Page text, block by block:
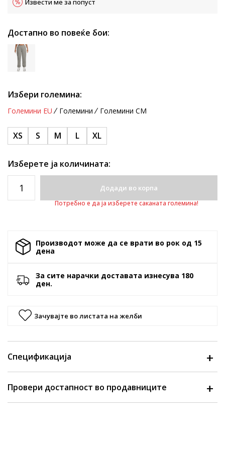
Извести ме за попуст
Достапно во повеќе бои:
Избери големина:
Големини EU Големини Големини CM
XS S M L XL
Изберете ја количината:
Додади во корпа
Потребно е да ја изберете саканата големина!
Производот може да се врати во рок од 15
денa
За сите нарачки доставата изнесува 180
ден.
Зачувајте во листата на желби
Спецификација
Провери достапност во продавниците